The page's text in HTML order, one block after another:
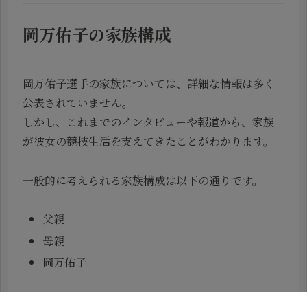
岡万佑子の家族構成
岡万佑子選手の家族については、詳細な情報は多く
公表されていません。
しかし、これまでのインタビューや報道から、家族
が彼女の競技生活を支えてきたことがわかります。
一般的に考えられる家族構成は以下の通りです。
父親
母親
岡万佑子